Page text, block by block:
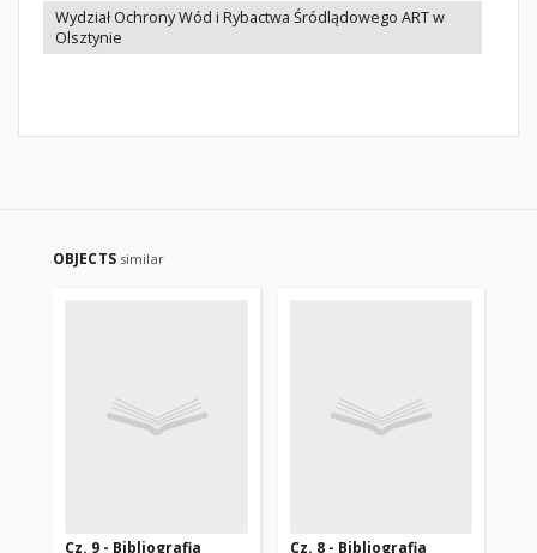
Wydział Ochrony Wód i Rybactwa Śródlądowego ART w
Olsztynie
OBJECTS similar
Cz. 9 - Bibliografia
Cz. 8 - Bibliografia